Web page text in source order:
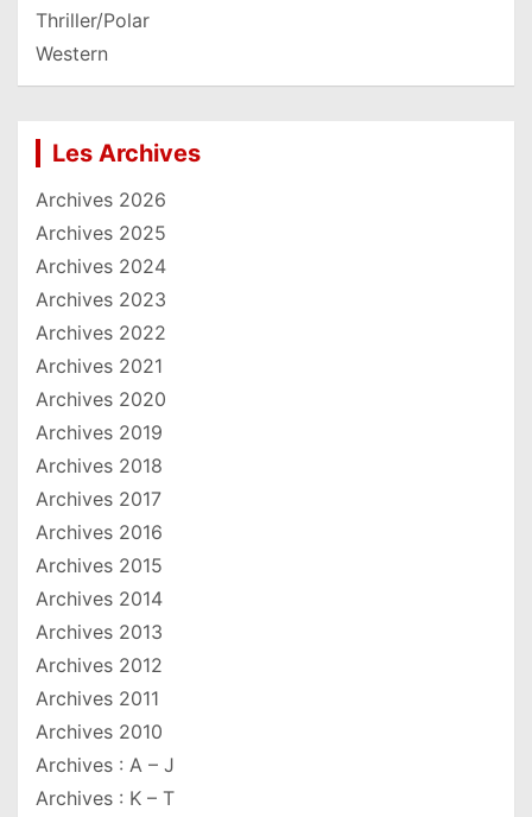
Thriller/Polar
Western
Les Archives
Archives 2026
Archives 2025
Archives 2024
Archives 2023
Archives 2022
Archives 2021
Archives 2020
Archives 2019
Archives 2018
Archives 2017
Archives 2016
Archives 2015
Archives 2014
Archives 2013
Archives 2012
Archives 2011
Archives 2010
Archives : A – J
Archives : K – T